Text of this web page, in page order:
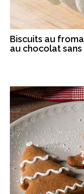
Biscuits au
au chocolat